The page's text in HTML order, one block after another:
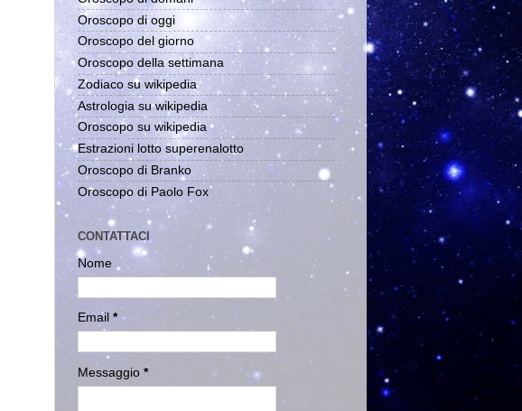
Oroscopo di oggi
Oroscopo del giorno
Oroscopo della settimana
Zodiaco su wikipedia
Astrologia su wikipedia
Oroscopo su wikipedia
Estrazioni lotto superenalotto
Oroscopo di Branko
Oroscopo di Paolo Fox
CONTATTACI
Nome
Email *
Messaggio *